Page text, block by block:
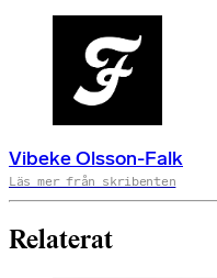
Vibeke Olsson-Falk
Läs mer från skribenten
Relaterat